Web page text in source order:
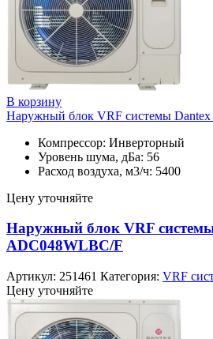
В корзину
Наружный блок VRF системы
Компрессор: Инверторный
Уровень шума, дБа: 56
Расход воздуха, м3/ч: 5400
Цену уточняйте
Наружный блок VRF
ADC048WLBC/F
Артикул: 251461 Категория: VRF
Цену уточняйте